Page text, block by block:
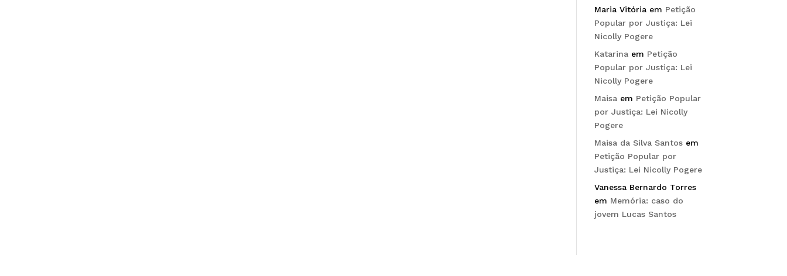
Maria Vitória em Petição
Popular por Justiça: Lei
Nicolly Pogere
Katarina em Petição
Popular por Justiça: Lei
Nicolly Pogere
Maisa em Petição Popular
por Justiça: Lei Nicolly
Pogere
Maisa da Silva Santos em
Petição Popular por
Justiça: Lei Nicolly Pogere
Vanessa Bernardo Torres
em Memória: caso do
jovem Lucas Santos